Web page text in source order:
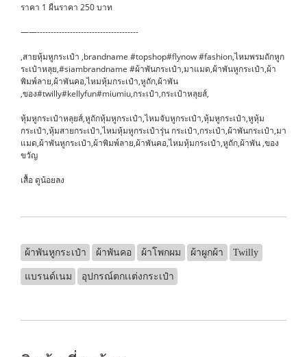
ราคา 1 ผืนราคา 250 บาท
——-------------------------------------
,สายหุ้มหูกระเป๋า ,brandname #topshop#flynow #fashion,ไหมพรมถักหูก
ระเป๋าหลุย,#siambrandname #ผ้าพันกระเป๋า,มาแมด,ผ้าพันหูกระเป๋า,ผ้า
พิมพ์ลาย,ผ้าพันคอ,ไหมหุ้มกระเป๋า,หูถัก,ผ้าพัน
,ของ#twilly#kellyfun#miumiu,กระเป๋า,กระเป๋าหลุยส์,
หุ้มหูกระเป๋าหลุยส์,หูถักหุ้มหูกระเป๋า,ไหมจับหูกระเป๋า,หุ้มหูกระเป๋า,หูหุ้ม
กระเป๋า,หุ้มสายกระเป๋า,ไหมหุ้มหูกระเป๋ารุ่น กระเป๋า,กระเป๋า,ผ้าพันกระเป๋า,มา
แมด,ผ้าพันหูกระเป๋า,ผ้าพิมพ์ลาย,ผ้าพันคอ,ไหมหุ้มกระเป๋า,หูถัก,ผ้าพัน ,ของ
ขวัญ
เสื้อ ดูน้อยลง
ผ้าพันหูกระเป๋า ผ้าพันคอ ผ้าโพกผม ผ้าผูกผ้า Twilly
แบรนด์เนม อุปกรณ์ตกเเต่งกระเป๋า